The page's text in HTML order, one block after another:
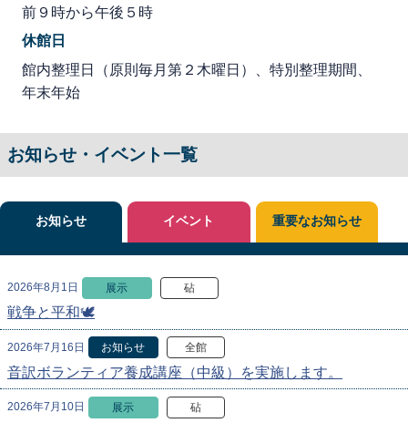
前９時から午後５時
休館日
館内整理日（原則毎月第２木曜日）、特別整理期間、
年末年始
お知らせ・イベント一覧
お知らせ
2026年8月1日 展示 砧
戦争と平和🕊
2026年7月16日 お知らせ 全館
音訳ボランティア養成講座（中級）を実施します。
2026年7月10日 展示 砧
イベント 重要なお知らせ